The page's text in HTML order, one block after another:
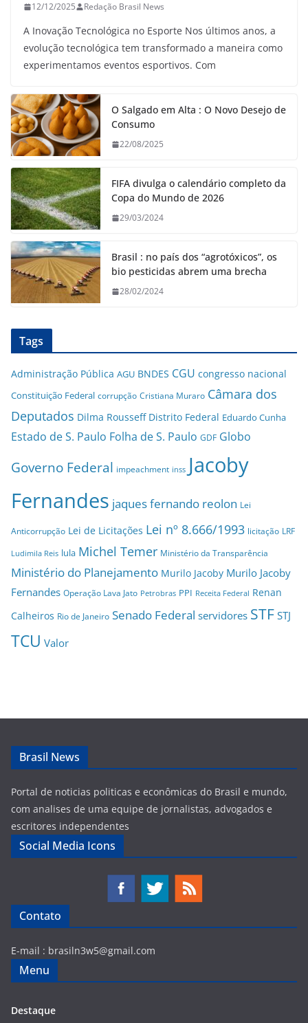
12/12/2025 Redação Brasil News
A Inovação Tecnológica no Esporte Nos últimos anos, a
evolução tecnológica tem transformado a maneira como
experimentamos eventos esportivos. Com
O Salgado em Alta : O Novo Desejo de
Consumo
22/08/2025
FIFA divulga o calendário completo da
Copa do Mundo de 2026
29/03/2024
Brasil : no país dos “agrotóxicos”, os
bio pesticidas abrem uma brecha
28/02/2024
Tags
Administração Pública AGU BNDES CGU congresso nacional
Constituição Federal corrupção Cristiana Muraro Câmara dos
Deputados Dilma Rousseff Distrito Federal Eduardo Cunha
Estado de S. Paulo Folha de S. Paulo GDF Globo
Governo Federal impeachment inss Jacoby
Fernandes jaques fernando reolon Lei
Anticorrupção Lei de Licitações Lei nº 8.666/1993 licitação LRF
Ludimila Reis lula Michel Temer Ministério da Transparência
Ministério do Planejamento Murilo Jacoby Murilo Jacoby
Fernandes Operação Lava Jato Petrobras PPI Receita Federal Renan
Calheiros Rio de Janeiro Senado Federal servidores STF STJ
TCU Valor
Brasil News
Portal de noticias politicas e econômicas do Brasil e mundo,
com analises de uma equipe de jornalistas, advogados e
escritores independentes
Social Media Icons
Contato
E-mail : brasiln3w5@gmail.com
Menu
Destaque